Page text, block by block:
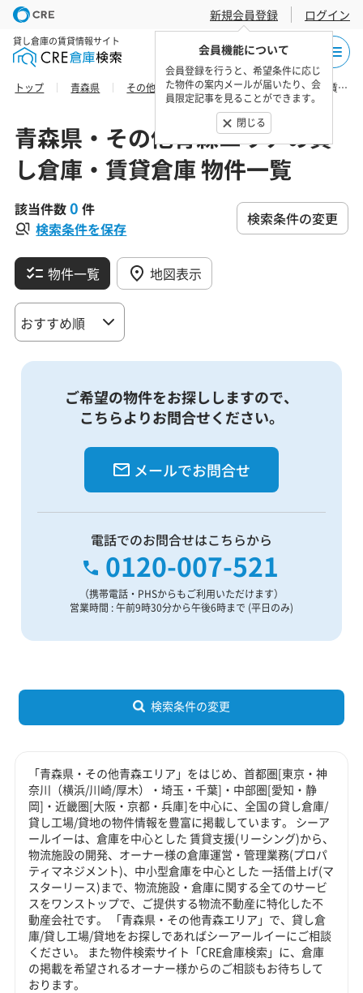
新規会員登録
会員機能について
会員登録を行うと、希望条件に応じ
た物件の案内メールが届いたり、会
員限定記事を見ることができます。
閉じる
ログイン
貸し倉庫の賃貸情報サイト
トップ 青森県 その他青森エリア 十和田市の貸し倉庫・賃貸倉庫 物件一覧
青森県・その他青森エリアの貸
し倉庫・賃貸倉庫 物件一覧
該当件数0 件
検索条件を保存
検索条件の変更
物件一覧 地図表示
ご希望の物件をお探ししますので、
こちらよりお問合せください。
メールでお問合せ
電話でのお問合せはこちらから
0120-007-521
（携帯電話・PHSからもご利用いただけます）
営業時間 : 午前9時30分から午後6時まで (平日のみ)
検索条件の変更
「青森県・その他青森エリア」をはじめ、首都圏[東京・神
奈川（横浜/川崎/厚木）・埼玉・千葉]・中部圏[愛知・静
岡]・近畿圏[大阪・京都・兵庫]を中心に、全国の貸し倉庫/
貸し工場/貸地の物件情報を豊富に掲載しています。 シーア
ールイーは、倉庫を中心とした 賃貸支援(リーシング)から、
物流施設の開発、オーナー様の倉庫運営・管理業務(プロパ
ティマネジメント)、中小型倉庫を中心とした 一括借上げ(マ
スターリース)まで、物流施設・倉庫に関する全てのサービ
スをワンストップで、ご提供する物流不動産に特化した不
動産会社です。 「青森県・その他青森エリア」で、貸し倉
庫/貸し工場/貸地をお探しであればシーアールイーにご相談
ください。 また物件検索サイト「CRE倉庫検索」に、倉庫
の掲載を希望されるオーナー様からのご相談もお待ちして
おります。